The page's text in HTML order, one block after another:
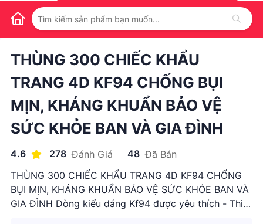
1 / 1
THÙNG 300 CHIẾC KHẨU
TRANG 4D KF94 CHỐNG BỤI
MỊN, KHÁNG KHUẨN BẢO VỆ
SỨC KHỎE BAN VÀ GIA ĐÌNH
4.6 278 Đánh Giá 48 Đã Bán
THÙNG 300 CHIẾC KHẨU TRANG 4D KF94 CHỐNG
BỤI MỊN, KHÁNG KHUẨN BẢO VỆ SỨC KHỎE BAN VÀ
GIA ĐÌNH Dòng kiểu dáng Kf94 được yêu thích - Thiết